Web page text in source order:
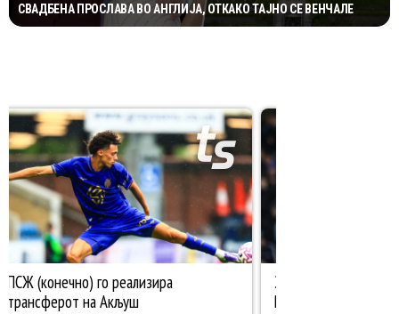
СВАДБЕНА ПРОСЛАВА ВО АНГЛИЈА, ОТКАКО ТАЈНО СЕ ВЕНЧАЛЕ